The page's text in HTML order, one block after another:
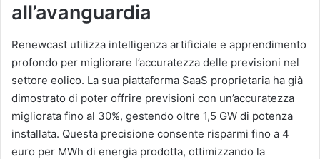
all’avanguardia
Renewcast utilizza intelligenza artificiale e apprendimento
profondo per migliorare l’accuratezza delle previsioni nel
settore eolico. La sua piattaforma SaaS proprietaria ha già
dimostrato di poter offrire previsioni con un’accuratezza
migliorata fino al 30%, gestendo oltre 1,5 GW di potenza
installata. Questa precisione consente risparmi fino a 4
euro per MWh di energia prodotta, ottimizzando la